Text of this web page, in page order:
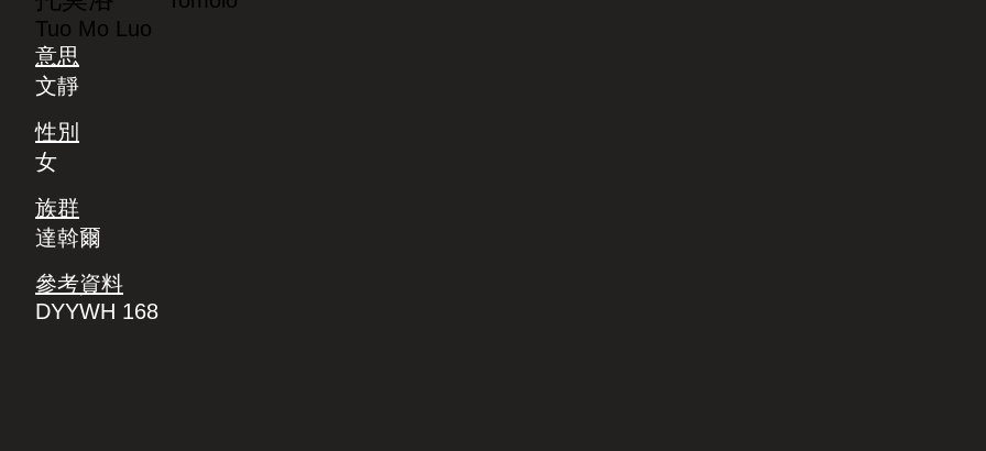
Tuo Mo Luo
意思
文靜
性別
女
族群
達斡爾
參考資料
DYYWH 168